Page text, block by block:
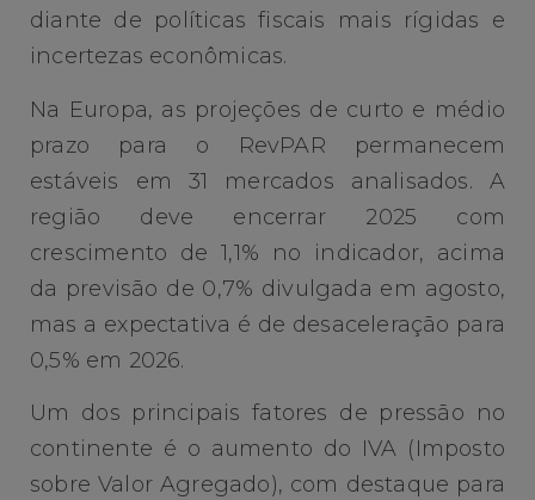
diante de políticas fiscais mais rígidas e
incertezas econômicas.
Na Europa, as projeções de curto e médio
prazo para o RevPAR permanecem
estáveis em 31 mercados analisados. A
região deve encerrar 2025 com
crescimento de 1,1% no indicador, acima
da previsão de 0,7% divulgada em agosto,
mas a expectativa é de desaceleração para
0,5% em 2026.
Um dos principais fatores de pressão no
continente é o aumento do IVA (Imposto
sobre Valor Agregado), com destaque para